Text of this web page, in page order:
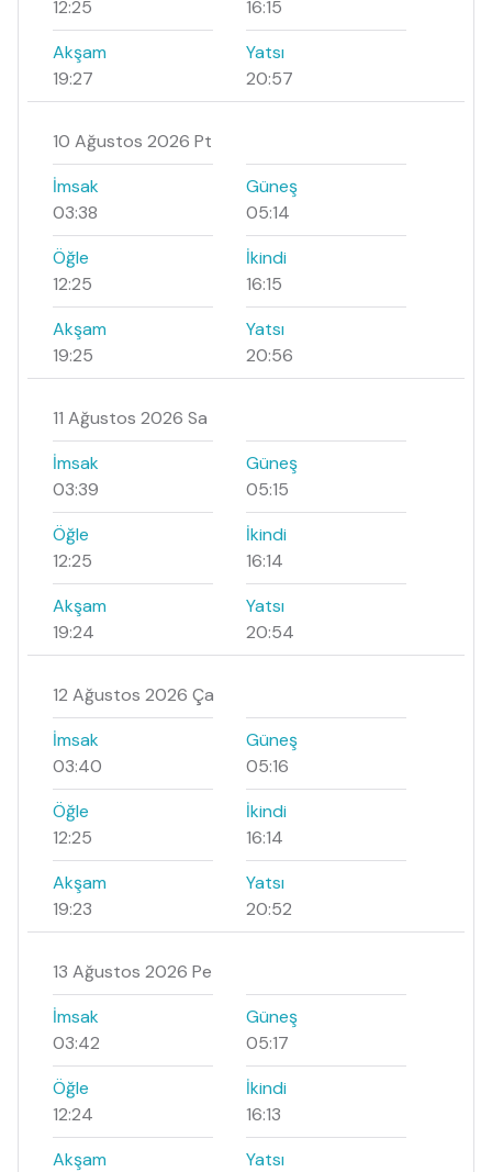
12:25
16:15
Akşam
19:27
Yatsı
20:57
10 Ağustos 2026 Pt
İmsak
03:38
Güneş
05:14
Öğle
12:25
İkindi
16:15
Akşam
19:25
Yatsı
20:56
11 Ağustos 2026 Sa
İmsak
03:39
Güneş
05:15
Öğle
12:25
İkindi
16:14
Akşam
19:24
Yatsı
20:54
12 Ağustos 2026 Ça
İmsak
03:40
Güneş
05:16
Öğle
12:25
İkindi
16:14
Akşam
19:23
Yatsı
20:52
13 Ağustos 2026 Pe
İmsak
03:42
Güneş
05:17
Öğle
12:24
İkindi
16:13
Akşam
Yatsı